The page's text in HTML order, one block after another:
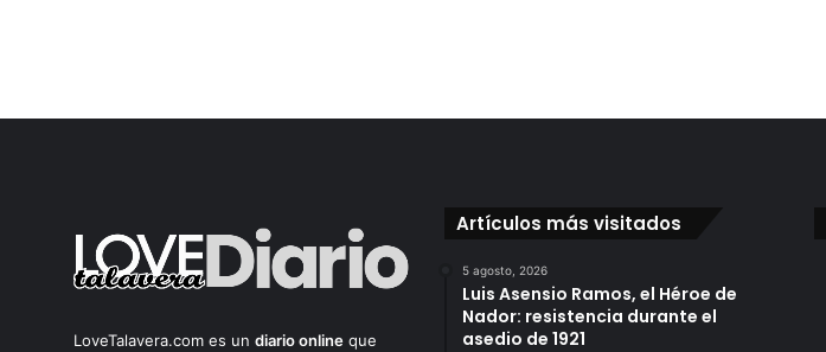
LoveTalavera.com es un diario online que
Artículos más visitados
5 agosto, 2026
Luis Asensio Ramos, el Héroe de
Nador: resistencia durante el
asedio de 1921